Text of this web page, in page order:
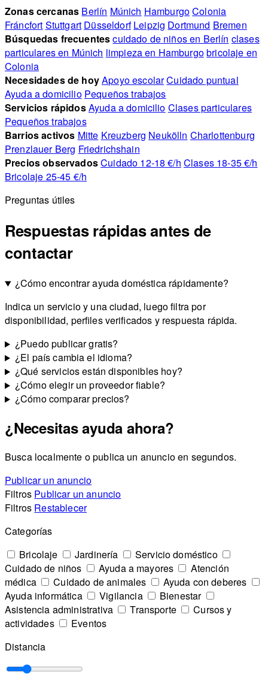
Zonas cercanas Berlín Múnich HamburgoColonia
Fráncfort Stuttgart Düsseldorf Leipzig Dortmund Bremen
Búsquedas frecuentescuidado de niños en Berlín clases
particulares en Múnich limpieza en Hamburgobricolaje en
Colonia
Necesidades de hoyApoyo escolarCuidado puntual
Ayuda a domicilio Pequeños trabajos
Servicios rápidosAyuda a domicilio Clases particulares
Pequeños trabajos
Barrios activos Mitte Kreuzberg Neukölln Charlottenburg
Prenzlauer Berg Friedrichshain
Precios observadosCuidado 12-18 €/h Clases 18-35 €/h
Bricolaje 25-45 €/h
Preguntas útiles
Respuestas rápidas antes de
contactar
¿Cómo encontrar ayuda doméstica rápidamente?
Indica un servicio y una ciudad, luego filtra por
disponibilidad, perfiles verificados y respuesta rápida.
¿Puedo publicar gratis?
¿El país cambia el idioma?
¿Qué servicios están disponibles hoy?
¿Cómo elegir un proveedor fiable?
¿Cómo comparar precios?
¿Necesitas ayuda ahora?
Busca localmente o publica un anuncio en segundos.
Publicar un anuncio
Filtros Publicar un anuncio
Filtros Restablecer
Categorías
Bricolaje
Jardinería
Servicio doméstico
Cuidado de niños
Ayuda a mayores
Atención
médica
Cuidado de animales
Ayuda con deberes
Ayuda informática
Vigilancia
Bienestar
Asistencia administrativa
Transporte
Cursos y
actividades
Eventos
Distancia